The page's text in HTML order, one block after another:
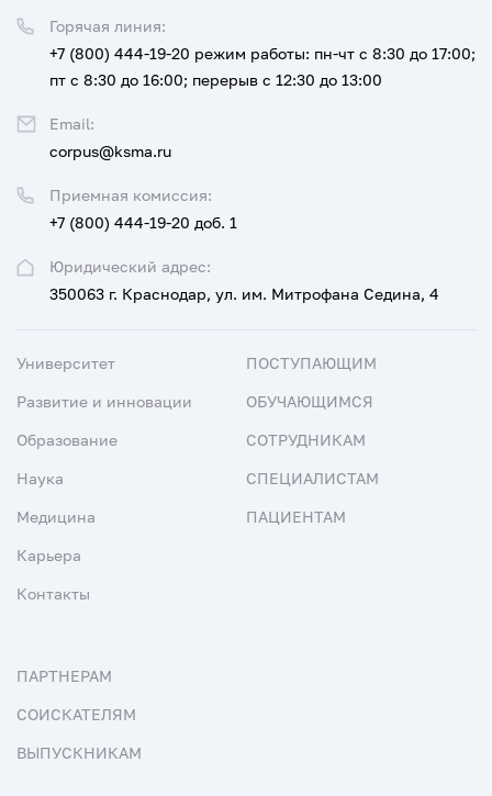
Юридический адрес:
350063 г. Краснодар, ул. им. Митрофана Седина, 4
Приемная комиссия:
+7 (800) 444-19-20 доб. 1
Горячая линия:
+7 (800) 444-19-20 режим работы: пн-чт с 8:30 до 17:00;
пт с 8:30 до 16:00; перерыв с 12:30 до 13:00
Email:
corpus@ksma.ru
Университет
Развитие и инновации
Образование
Наука
Медицина
Карьера
Контакты
ПОСТУПАЮЩИМ
ОБУЧАЮЩИМСЯ
СОТРУДНИКАМ
СПЕЦИАЛИСТАМ
ПАЦИЕНТАМ
ПАРТНЕРАМ
СОИСКАТЕЛЯМ
ВЫПУСКНИКАМ